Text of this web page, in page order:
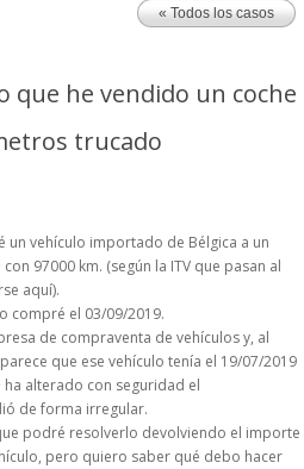
« Todos los casos
que he vendido un coche
trucado
un vehículo importado de Bélgica a un
97000 km. (según la ITV que pasan al
aquí).
compré el 03/09/2019.
de compraventa de vehículos y, al
que ese vehículo tenía el 19/07/2019
ha alterado con seguridad el
de forma irregular.
podré resolverlo devolviendo el importe
pero quiero saber qué debo hacer